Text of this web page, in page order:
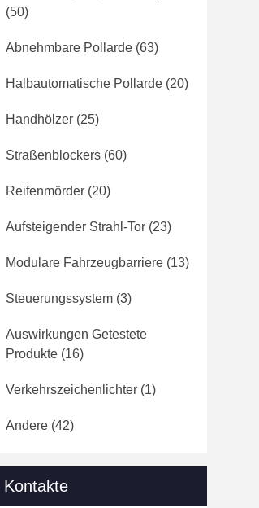
(50)
Abnehmbare Pollarde (63)
Halbautomatische Pollarde (20)
Handhölzer (25)
Straßenblockers (60)
Reifenmörder (20)
Aufsteigender Strahl-Tor (23)
Modulare Fahrzeugbarriere (13)
Steuerungssystem (3)
Auswirkungen Getestete
Produkte (16)
Verkehrszeichenlichter (1)
Andere (42)
Kontakte